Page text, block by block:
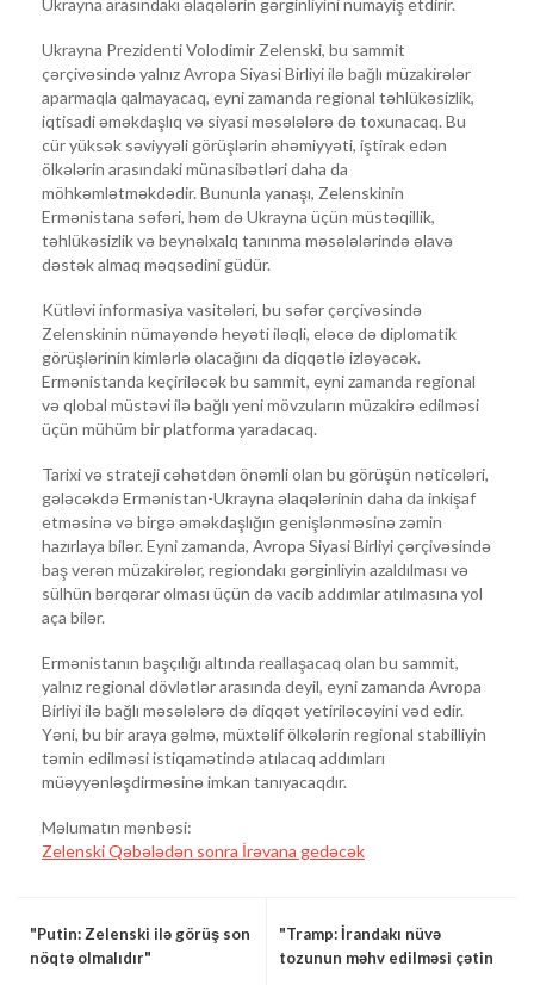
Ukrayna arasındakı əlaqələrin gərginliyini nümayiş etdirir.
Ukrayna Prezidenti Volodimir Zelenski, bu sammit
çərçivəsində yalnız Avropa Siyasi Birliyi ilə bağlı müzakirələr
aparmaqla qalmayacaq, eyni zamanda regional təhlükəsizlik,
iqtisadi əməkdaşlıq və siyasi məsələlərə də toxunacaq. Bu
cür yüksək səviyyəli görüşlərin əhəmiyyəti, iştirak edən
ölkələrin arasındaki münasibətləri daha da
möhkəmlətməkdədir. Bununla yanaşı, Zelenskinin
Ermənistana səfəri, həm də Ukrayna üçün müstəqillik,
təhlükəsizlik və beynəlxalq tanınma məsələlərində əlavə
dəstək almaq məqsədini güdür.
Kütləvi informasiya vasitələri, bu səfər çərçivəsində
Zelenskinin nümayəndə heyəti iləqli, eləcə də diplomatik
görüşlərinin kimlərlə olacağını da diqqətlə izləyəcək.
Ermənistanda keçiriləcək bu sammit, eyni zamanda regional
və qlobal müstəvi ilə bağlı yeni mövzuların müzakirə edilməsi
üçün mühüm bir platforma yaradacaq.
Tarixi və strateji cəhətdən önəmli olan bu görüşün nəticələri,
gələcəkdə Ermənistan-Ukrayna əlaqələrinin daha da inkişaf
etməsinə və birgə əməkdaşlığın genişlənməsinə zəmin
hazırlaya bilər. Eyni zamanda, Avropa Siyasi Birliyi çərçivəsində
baş verən müzakirələr, regiondakı gərginliyin azaldılması və
sülhün bərqərar olması üçün də vacib addımlar atılmasına yol
aça bilər.
Ermənistanın başçılığı altında reallaşacaq olan bu sammit,
yalnız regional dövlətlər arasında deyil, eyni zamanda Avropa
Birliyi ilə bağlı məsələlərə də diqqət yetiriləcəyini vəd edir.
Yəni, bu bir araya gəlmə, müxtəlif ölkələrin regional stabilliyin
təmin edilməsi istiqamətində atılacaq addımları
müəyyənləşdirməsinə imkan tanıyacaqdır.
Məlumatın mənbəsi:
Zelenski Qəbələdən sonra İrəvana gedəcək
"Putin: Zelenski ilə görüş son
nöqtə olmalıdır"
"Tramp: İrandakı nüvə
tozunun məhv edilməsi çətin